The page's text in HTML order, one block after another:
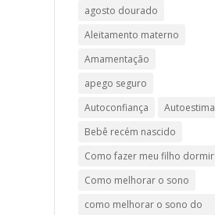
agosto dourado
Aleitamento materno
Amamentação
apego seguro
Autoconfiança
Autoestima
Bebê recém nascido
Como fazer meu filho dormir
Como melhorar o sono
como melhorar o sono do